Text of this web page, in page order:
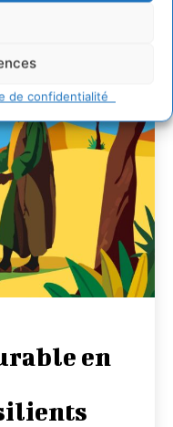
de confidentialité
en